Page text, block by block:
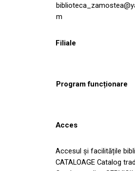
m
Filiale
Program funcționare
Acces
Accesul și facilitățile
CATALOAGE Catalog